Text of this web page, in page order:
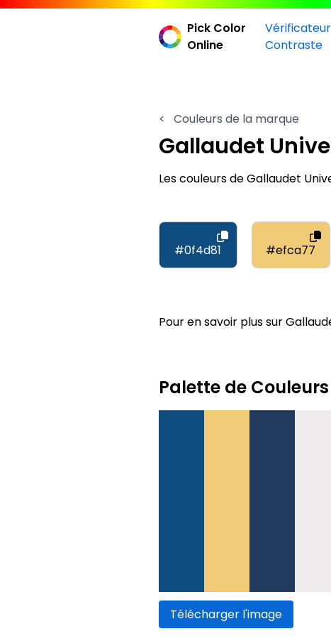
Pick Color
Online
Contraste
< Couleurs de la marque
Gallaudet
Les couleurs de Gallaudet
#0f4d81 #efca77
Pour en savoir plus sur
Palette de
Télécharger l'image